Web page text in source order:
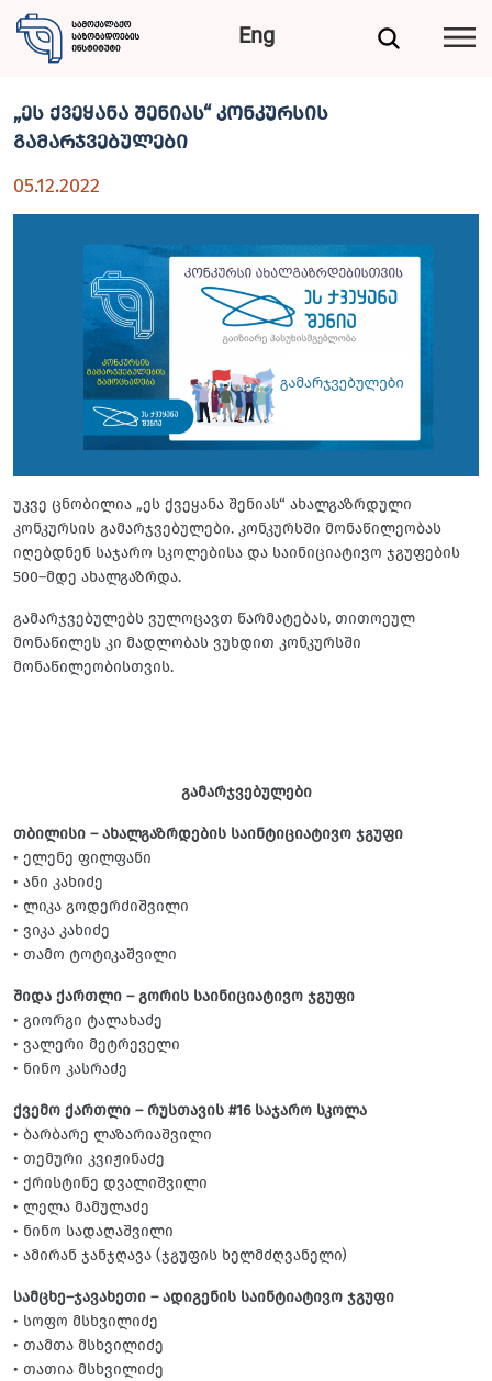
Eng
„ეს ქვეყანა შენიას“ კონკურსის
გამარჯვებულები
05.12.2022
უკვე ცნობილია „ეს ქვეყანა შენიას“ ახალგაზრდული
კონკურსის გამარჯვებულები. კონკურსში მონაწილეობას
იღებდნენ საჯარო სკოლებისა და საინიციატივო ჯგუფების
500–მდე ახალგაზრდა.
გამარჯვებულებს ვულოცავთ წარმატებას, თითოეულ
მონაწილეს კი მადლობას ვუხდით კონკურსში
მონაწილეობისთვის.
გამარჯვებულები
თბილისი – ახალგაზრდების საინტიციატივო ჯგუფი
• ელენე ფილფანი
• ანი კახიძე
• ლიკა გოდერძიშვილი
• ვიკა კახიძე
• თამო ტოტიკაშვილი
შიდა ქართლი – გორის საინიციატივო ჯგუფი
• გიორგი ტალახაძე
• ვალერი მეტრეველი
• ნინო კასრაძე
ქვემო ქართლი – რუსთავის #16 საჯარო სკოლა
• ბარბარე ლაზარიაშვილი
• თემური კვიჟინაძე
• ქრისტინე დვალიშვილი
• ლელა მამულაძე
• ნინო სადაღაშვილი
• ამირან ჯანჯღავა (ჯგუფის ხელმძღვანელი)
სამცხე–ჯავახეთი – ადიგენის საინტიატივო ჯგუფი
• სოფო მსხვილიძე
• თამთა მსხვილიძე
• თათია მსხვილიძე